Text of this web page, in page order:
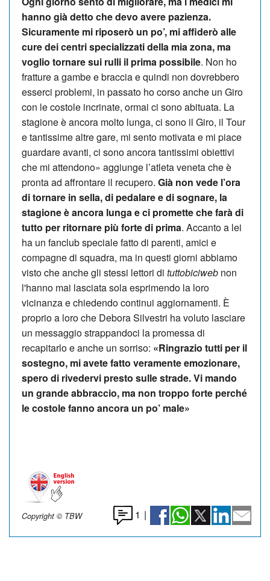
hanno già detto che devo avere pazienza.
Sicuramente mi riposerò un po’, mi affiderò alle
cure dei centri specializzati della mia zona, ma
voglio tornare sui rulli il prima possibile. Non ho
fratture a gambe e braccia e quindi non dovrebbero
esserci problemi, in passato ho corso anche un Giro
con le costole incrinate, ormai ci sono abituata. La
stagione è ancora molto lunga, ci sono il Giro, il Tour
e tantissime altre gare, mi sento motivata e mi piace
guardare avanti, ci sono ancora tantissimi obiettivi
che mi attendono» aggiunge l’atleta veneta che è
pronta ad affrontare il recupero. Già non vede l’ora
di tornare in sella, di pedalare e di sognare, la
stagione è ancora lunga e ci promette che farà di
tutto per ritornare più forte di prima. Accanto a lei
ha un fanclub speciale fatto di parenti, amici e
compagne di squadra, ma in questi giorni abbiamo
visto che anche gli stessi lettori di tuttobiciweb non
l'hanno mai lasciata sola esprimendo la loro
vicinanza e chiedendo continui aggiornamenti. È
proprio a loro che Debora Silvestri ha voluto lasciare
un messaggio strappandoci la promessa di
recapitarlo e anche un sorriso: «Ringrazio tutti per il
sostegno, mi avete fatto veramente emozionare,
spero di rivedervi presto sulle strade. Vi mando
un grande abbraccio, ma non troppo forte perché
le costole fanno ancora un po’ male»
Copyright © TBW 1 |